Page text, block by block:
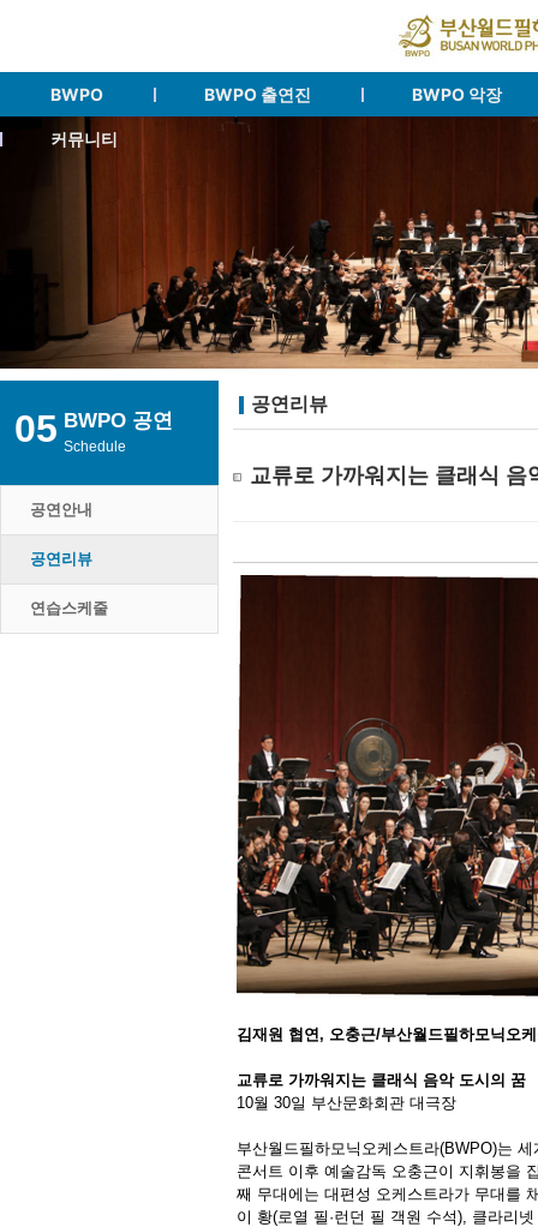
BWPO BWPO 출연진 BWPO 악장
커뮤니티
05 BWPO 공연
Schedule
공연안내
공연리뷰
연습스케줄
공연리뷰
교류로 가까워지는 클래식
김재원 협연, 오충근/부산월드필하모닉오
교류로 가까워지는 클래식 음악 도시의 꿈
10월 30일 부산문화회관 대극장
부산월드필하모닉오케스트라(BWPO)는
콘서트 이후 예술감독 오충근이 지휘봉을
째 무대에는 대편성 오케스트라가 무대를
이 황(로열 필·런던 필 객원 수석), 클라리